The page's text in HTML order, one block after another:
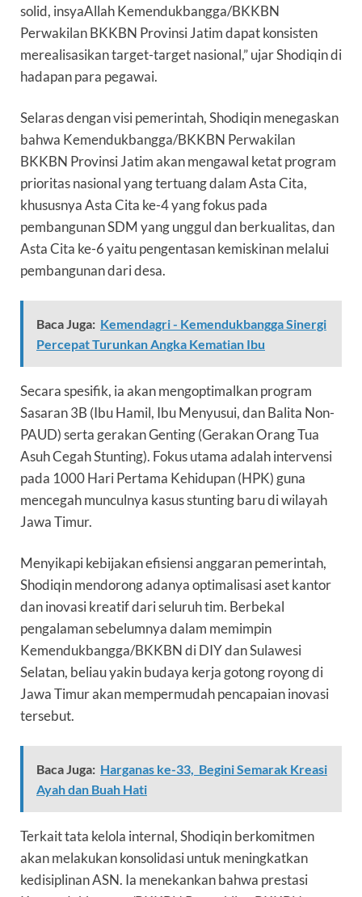
solid, insyaAllah Kemendukbangga/BKKBN
Perwakilan BKKBN Provinsi Jatim dapat konsisten
merealisasikan target-target nasional,” ujar Shodiqin di
hadapan para pegawai.
Selaras dengan visi pemerintah, Shodiqin menegaskan
bahwa Kemendukbangga/BKKBN Perwakilan
BKKBN Provinsi Jatim akan mengawal ketat program
prioritas nasional yang tertuang dalam Asta Cita,
khususnya Asta Cita ke-4 yang fokus pada
pembangunan SDM yang unggul dan berkualitas, dan
Asta Cita ke-6 yaitu pengentasan kemiskinan melalui
pembangunan dari desa.
Baca Juga: Kemendagri - Kemendukbangga Sinergi
Percepat Turunkan Angka Kematian Ibu
Secara spesifik, ia akan mengoptimalkan program
Sasaran 3B (Ibu Hamil, Ibu Menyusui, dan Balita Non-
PAUD) serta gerakan Genting (Gerakan Orang Tua
Asuh Cegah Stunting). Fokus utama adalah intervensi
pada 1000 Hari Pertama Kehidupan (HPK) guna
mencegah munculnya kasus stunting baru di wilayah
Jawa Timur.
Menyikapi kebijakan efisiensi anggaran pemerintah,
Shodiqin mendorong adanya optimalisasi aset kantor
dan inovasi kreatif dari seluruh tim. Berbekal
pengalaman sebelumnya dalam memimpin
Kemendukbangga/BKKBN di DIY dan Sulawesi
Selatan, beliau yakin budaya kerja gotong royong di
Jawa Timur akan mempermudah pencapaian inovasi
tersebut.
Baca Juga: Harganas ke-33, Begini Semarak Kreasi
Ayah dan Buah Hati
Terkait tata kelola internal, Shodiqin berkomitmen
akan melakukan konsolidasi untuk meningkatkan
kedisiplinan ASN. Ia menekankan bahwa prestasi